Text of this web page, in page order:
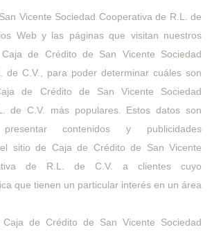
Vicente Sociedad Cooperativa de R.L. de
Web y las páginas que visitan nuestros
de Crédito de San Vicente Sociedad
de C.V., para poder determinar cuáles son
de Crédito de San Vicente Sociedad
de C.V. más populares. Estos datos son
contenidos y publicidades
sitio de Caja de Crédito de San Vicente
de R.L. de C.V. a clientes cuyo
que tienen un particular interés en un área
de Crédito de San Vicente Sociedad